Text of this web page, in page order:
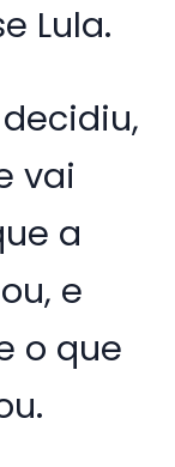
Lula.
vai
a
e
o que